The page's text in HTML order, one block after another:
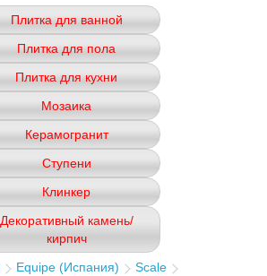
Плитка для ванной
Плитка для пола
Плитка для кухни
Мозаика
Керамогранит
Ступени
Клинкер
Декоративный камень/
кирпич
Equipe (Испания) Scale